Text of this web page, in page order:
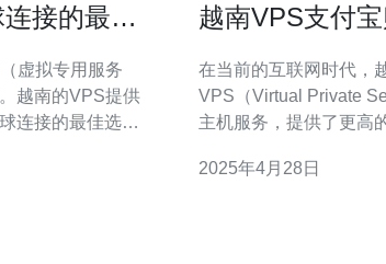
接的最佳
虚拟专用服务
越南的VPS提供
连接的最佳选
越南VPS支付
在当前的互联网时代，
VPS（Virtual Private
主机服务，提供了更高
起，吸引了越来越多的
2025年4月28日